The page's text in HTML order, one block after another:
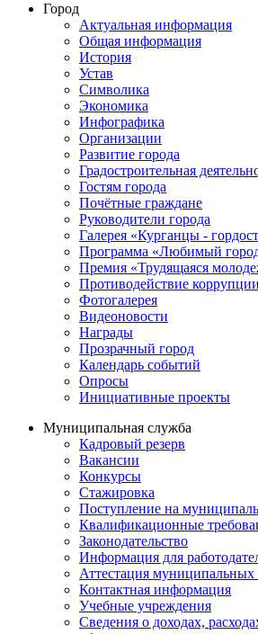
Город
Актуальная информация
Общая информация
История
Устав
Символика
Экономика
Инфографика
Организации
Развитие города
Градостроительная
Гостям города
Почётные граждане
Руководители города
Галерея «Курганцы -
Программа «Любимый
Премия «Трудящаяся
Противодействие коррупции
Фотогалерея
Видеоновости
Награды
Прозрачный город
Календарь событий
Опросы
Инициативные проекты
Муниципальная служба
Кадровый резерв
Вакансии
Конкурсы
Стажировка
Поступление на
Квалификационные
Законодательство
Информация для
Аттестация
Контактная информация
Учебные учреждения
Сведения о доходах,